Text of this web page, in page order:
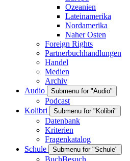
Ozeanien
Lateinamerika
Nordamerika
Naher Osten
Foreign Rights
Partnerbuchhandlungen
Handel
Medien
Archiv
Audio
Submenu for "Audio"
Podcast
Kolibri
Submenu for "Kolibri"
Datenbank
Kriterien
Fragenkatalog
Schule
Submenu for "Schule"
BuchBesuch